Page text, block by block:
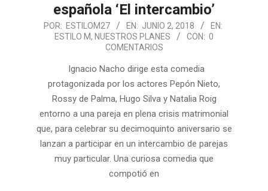
española ‘El intercambio’
2018-
POR: ESTILOM27 EN: JUNIO 2, 2018
EN:
ESTILO M, NUESTROS PLANES CON: 0
COMENTARIOS
Ignacio Nacho dirige esta comedia
protagonizada por los actores Pepón Nieto,
Rossy de Palma, Hugo Silva y Natalia Roig
entorno a una pareja en plena crisis matrimonial
que, para celebrar su decimoquinto aniversario se
lanzan a participar en un intercambio de parejas
muy particular. Una curiosa comedia que
compotió en